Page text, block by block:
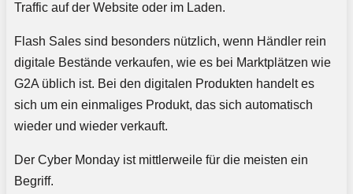
Traffic auf der Website oder im Laden.
Flash Sales sind besonders nützlich, wenn Händler rein
digitale Bestände verkaufen, wie es bei Marktplätzen wie
G2A üblich ist. Bei den digitalen Produkten handelt es
sich um ein einmaliges Produkt, das sich automatisch
wieder und wieder verkauft.
Der Cyber Monday ist mittlerweile für die meisten ein
Begriff.